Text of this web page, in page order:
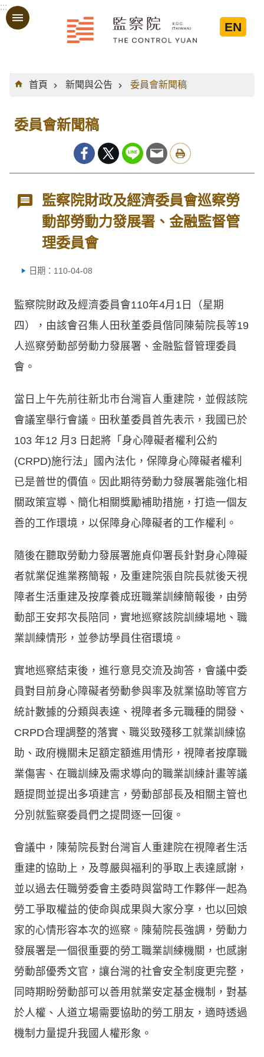
跳到主要內容區塊
:::
EN
:::
首頁
新聞與公告 委員會新聞稿
委員會新聞稿
監察院財政及經濟委員會巡察勞
動部勞動力發展署、金融監督管
理委員會
日期：110-04-08
監察院財政及經濟委員會110年4月1日（星期
四），由該會召集人田秋堇委員偕同陳菊院長等19
人巡察勞動部勞動力發展署、金融監督管理委員
會。
當日上午先前往新北市台灣盲人重建院，並假該院
會議室舉行會議。田秋堇委員首先表示，我國已於
103 年12 月3 日起將「身心障礙者權利公約
(CRPD)施行法」國內法化，保障身心障礙者權利
已是普世的價值。因此期待勞動力發展署能強化相
關政策宣導、簡化相關獎勵補助措施，打造一個友
善的工作環境，以保障身心障礙者的工作權利。
隨後在聽取勞動力發展署施貞仰署長針對身心障礙
者就業促進業務簡報，及重建院張自院長就後天視
障者生活重建及按摩養成班職業訓練簡報後，由勞
動部王安邦次長陪同，實地巡察該院訓練場地、職
業訓練情形，並參訪學員住宿環境。
實地巡察結束後，進行意見交流及詢答，會議中委
員對目前身心障礙者勞動參與率及就業協助等官方
統計數據的分類與表達、視障者多元職種的開發、
CRPD合理調整的落實、職災致殘移工就業訓練協
助、政府機關未足額定額進用情形，視障者按摩職
業傷害、在職訓練及需求導向的職業訓練計畫等議
題提問並提出多項建言，勞動部部長及相關主管也
分別就監察委員們之提問逐一回復。
會議中，陳菊院長對台灣盲人重建院在視障者生活
重建的協助上，及尊嚴與福利的爭取上表達感謝，
並以過去任職勞委會主委時與當時工作夥伴一起為
勞工爭取權益的使命與成果與大家分享，也以回娘
家的心情形容本次的巡察。陳菊院長強調，勞動力
發展署是一個很重要的勞工職業訓練機關，也感謝
勞動部優秀文官，讓台灣的社會安全制度更完整，
同時期盼勞動部可以善用就業安定基金機制，對基
於人權、人道立場需要協助的勞工朋友，適時透過
機制力量提升我國人權形象。